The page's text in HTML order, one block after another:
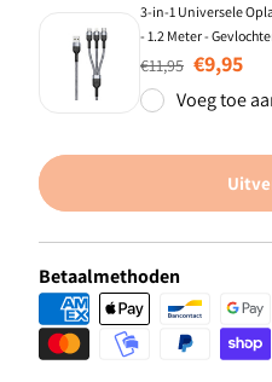
3-in-1 Universele
- 1.2 Meter -
Normale prijs
€11,95 €9,95
Voeg toe
Betaalmethoden